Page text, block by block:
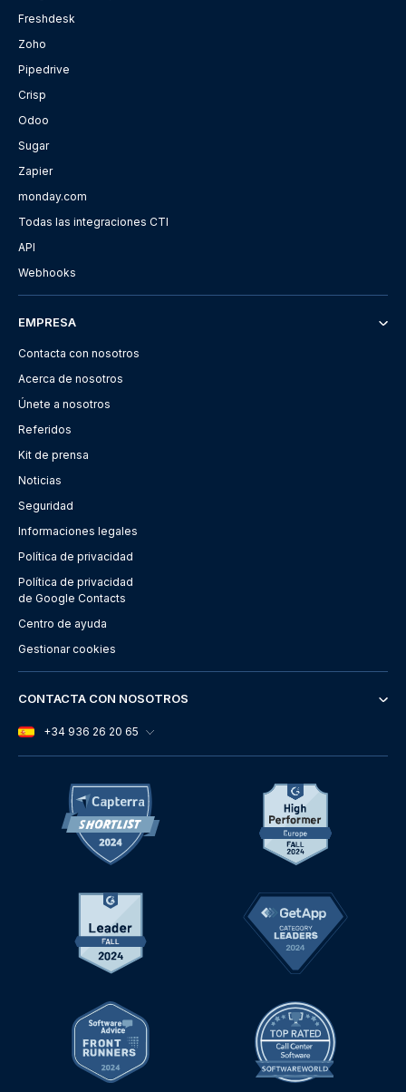
Freshdesk
Zoho
Pipedrive
Crisp
Odoo
Sugar
Zapier
monday.com
Todas las integraciones CTI
API
Webhooks
EMPRESA
Contacta con nosotros
Acerca de nosotros
Únete a nosotros
Referidos
Kit de prensa
Noticias
Seguridad
Informaciones legales
Política de privacidad
Política de privacidad
de Google Contacts
Centro de ayuda
Gestionar cookies
CONTACTA CON NOSOTROS
+34 936 26 20 65